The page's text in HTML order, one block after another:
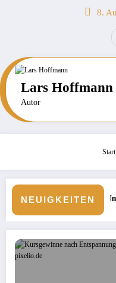
8.
Lars Hoffmann
Autor
Start
NEUIGKEITEN
Unvergessliche Malediven: